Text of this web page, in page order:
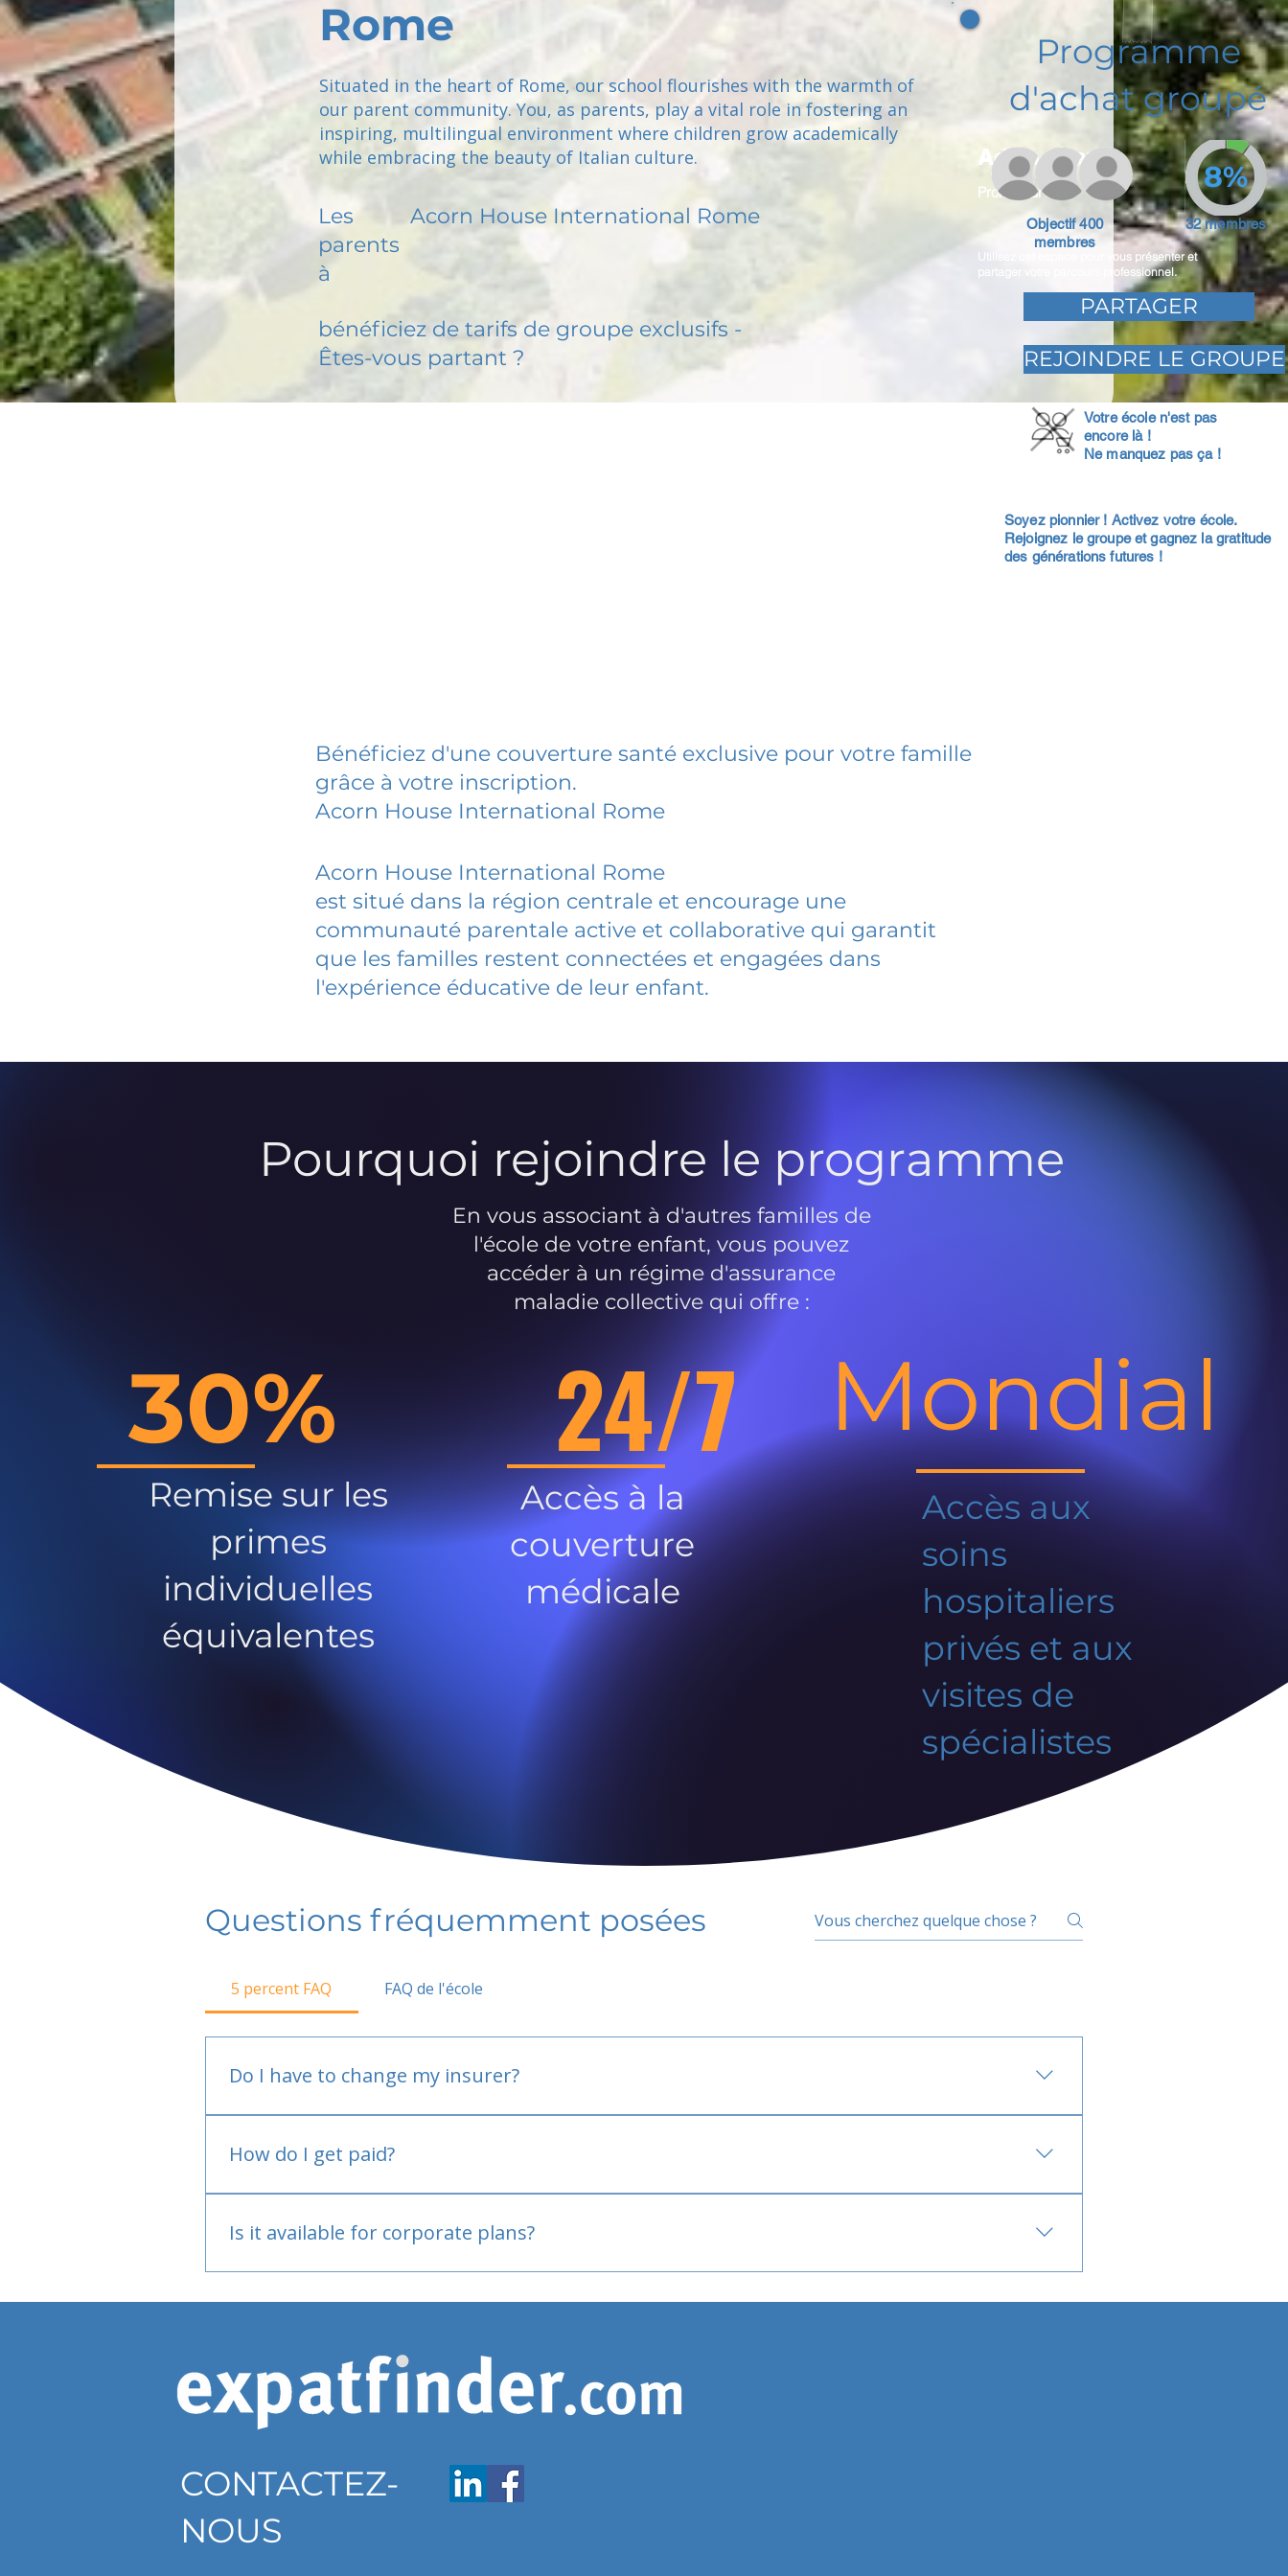
Rome
Situated in the heart of Rome, our school flourishes with the warmth of
our parent community. You, as parents, play a vital role in fostering an
inspiring, multilingual environment where children grow academically
while embracing the beauty of Italian culture.
Les
parents
à
Acorn House International Rome
bénéficiez de tarifs de groupe exclusifs -
Êtes-vous partant ?
Adam Caar
Promoteur
Utilisez cet espace pour vous présenter et
partager votre parcours professionnel.
Programme
d'achat groupé
Objectif 400
membres
32 membres
8%
PARTAGER
REJOINDRE LE GROUPE
Votre école n'est pas
encore là !
Ne manquez pas ça !
Soyez pionnier ! Activez votre école.
Rejoignez le groupe et gagnez la gratitude
des générations futures !
Bénéficiez d'une couverture santé exclusive pour votre famille
grâce à votre inscription.
Acorn House International Rome
Acorn House International Rome
est situé dans la région centrale et encourage une
communauté parentale active et collaborative qui garantit
que les familles restent connectées et engagées dans
l'expérience éducative de leur enfant.
Pourquoi rejoindre le programme
En vous associant à d'autres familles de
l'école de votre enfant, vous pouvez
accéder à un régime d'assurance
maladie collective qui offre :
30%
Remise sur les
primes
individuelles
équivalentes
24/7
Accès à la
couverture
médicale
Mondial
Accès aux
soins
hospitaliers
privés et aux
visites de
spécialistes
Questions fréquemment posées
5 percent FAQ FAQ de l'école
Do I have to change my insurer?
How do I get paid?
Is it available for corporate plans?
CONTACTEZ-
NOUS